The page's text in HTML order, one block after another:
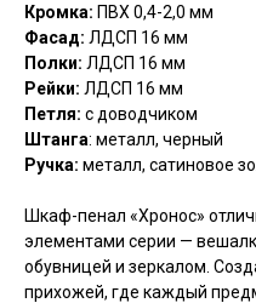
Кромка: ПВХ 0,4-2,0 мм
Фасад: ЛДСП 16 мм
Полки: ЛДСП 16 мм
Рейки: ЛДСП 16 мм
Петля: с доводчиком
Штанга: металл, черный
Ручка: металл, сатиновое
Шкаф-пенал «Хронос»
элементами серии —
обувницей и зеркалом.
прихожей, где каждый